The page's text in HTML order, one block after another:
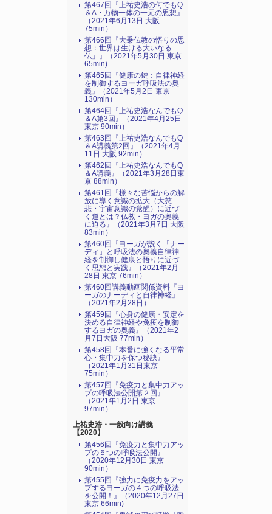
第467回『上祐史浩の何でもQ
＆A・万物一体の一元の思想』
（2021年6月13日 大阪
75min）
第466回『大乗仏教の悟りの思
想：世界は生ける大いなる
仏」』（2021年5月30日 東京
65min)
第465回『健康の鍵：自律神経
を制御するヨーガ呼吸法の奥
義』（2021年5月2日 東京
130min）
第464回『上祐史浩なんでもQ
＆A第3回』（2021年4月25日
東京 90min）
第463回『上祐史浩なんでもQ
＆A講義第2回』（2021年4月
11日 大阪 92min）
第462回『上祐史浩なんでもQ
＆A講義』（2021年3月28日東
京 88min）
第461回『様々な苦悩からの解
放に導く意識の拡大（大慈
悲・宇宙意識の覚醒）に近づ
く道とは？仏教・ヨガの奥義
に迫る』（2021年3月7日 大阪
83min）
第460回『ヨーガが説く「ナー
ディ」と呼吸法の奥義自律神
経を制御し健康と悟りに近づ
く思想と実践』（2021年2月
28日 東京 76min）
第460回講義動画関係資料『ヨ
ーガのナーディと自律神経』
（2021年2月28日）
第459回『心身の健康・安定を
決める自律神経や免疫を制御
するヨガの奥義』（2021年2
月7日大阪 77min）
第458回『本番に強くなる平常
心・集中力を保つ秘訣』
（2021年1月31日東京
75min）
第457回『免疫力と集中力アッ
プの呼吸法公開第２回』
（2021年1月2日 東京
97min）
上祐史浩・一般向け講義
【2020】
第456回『免疫力と集中力アッ
プの５つの呼吸法公開』
（2020年12月30日 東京
90min）
第455回『強力に免疫力をアッ
プするヨーガの４つの呼吸法
を公開！』（2020年12月27日
東京 66min)